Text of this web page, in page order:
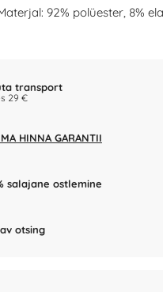
92% polüester, 8%
transport
29 €
HINNA GARANTII
salajane ostlemine
otsing